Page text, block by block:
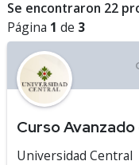
Se encontraron 22
Página 1 de 3
Curso
Universidad Central